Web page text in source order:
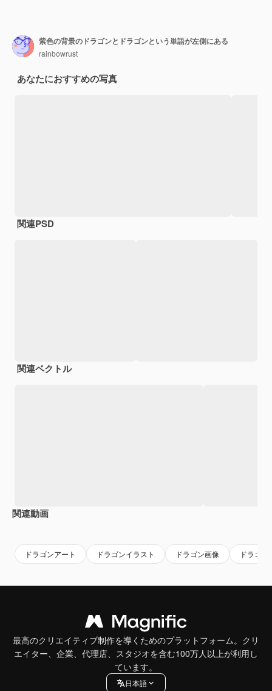
紫色の背景のドラゴンとドラゴンという単語が左側にある
rainbowrust
あなたにおすすめの写真
関連PSD
関連ベクトル
関連動画
ドラゴンアート ドラゴンイラスト ドラゴン画像 ドラゴ
最高のクリエイティブ制作を導くためのプラットフォーム。クリ
エイター、企業、代理店、スタジオを含む100万人以上が利用し
ています。
日本語